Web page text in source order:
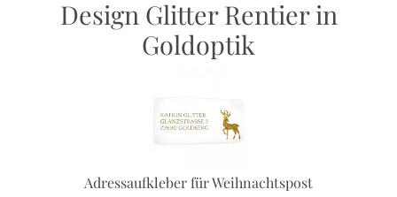
Design Glitter Rentier in
Goldoptik
Adressaufkleber für Weihnachtspost